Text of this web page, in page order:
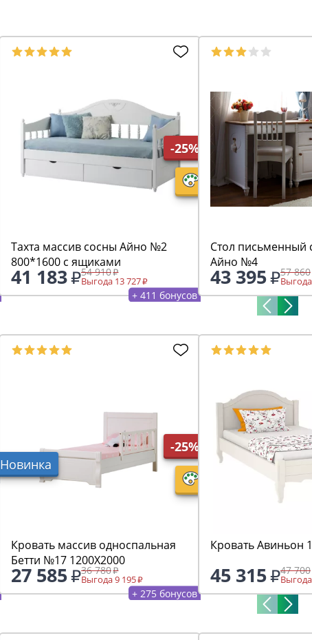
-25%
Тахта массив сосны Айно №2
800*1600 с ящиками
41 183 54 910
Выгода 13 727
+ 411 бонусов
Стол письменный
Айно №4
43 395 57 860
Новинка
-25%
Кровать массив односпальная
Бетти №17 1200Х2000
27 585 36 780
Выгода 9 195
+ 275 бонусов
Кровать Авиньон
45 315 47 700